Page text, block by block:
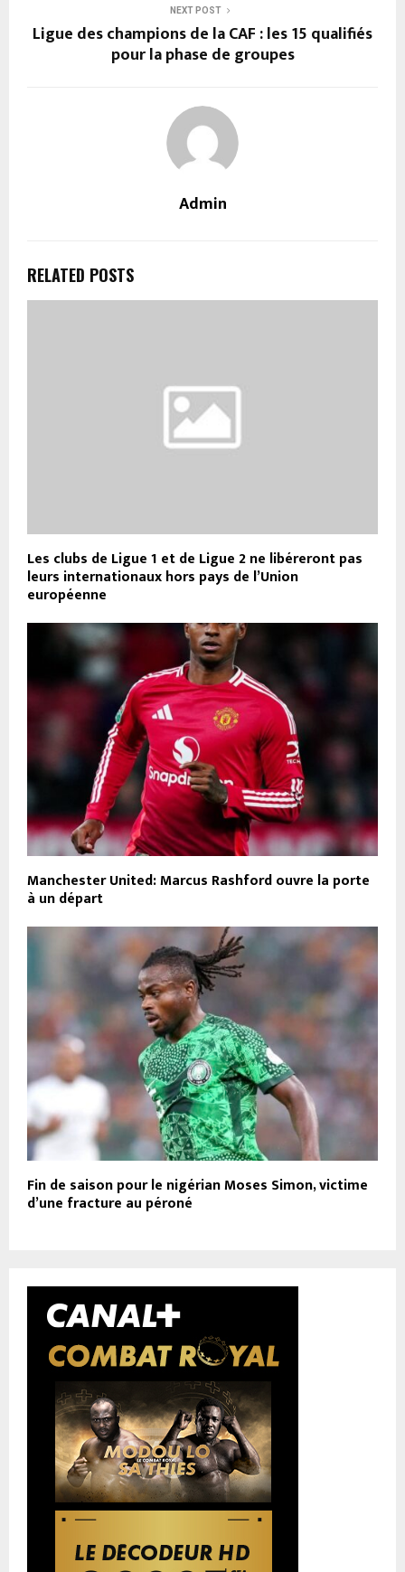
NEXT POST
Ligue des champions de la CAF : les 15 qualifiés
pour la phase de groupes
Admin
RELATED POSTS
Les clubs de Ligue 1 et de Ligue 2 ne libéreront pas
leurs internationaux hors pays de l’Union
européenne
Manchester United: Marcus Rashford ouvre la porte
à un départ
Fin de saison pour le nigérian Moses Simon, victime
d’une fracture au péroné